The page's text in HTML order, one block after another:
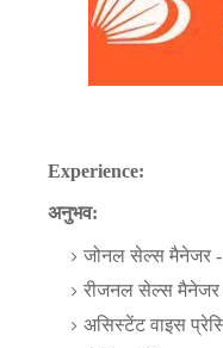
Experience:
अनुभव:
जोनल सेल्स मैनेजर
रीजनल सेल्स मैनेजर
असिस्टेंट वाइस